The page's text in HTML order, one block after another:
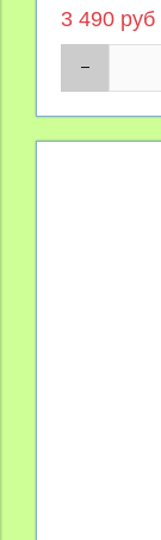
3 490 руб